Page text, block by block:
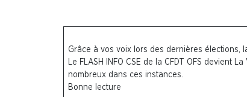
Grâce à vos voix lors des dernières élections,
Le FLASH INFO CSE de la CFDT OFS devient
nombreux dans ces instances.
Bonne lecture